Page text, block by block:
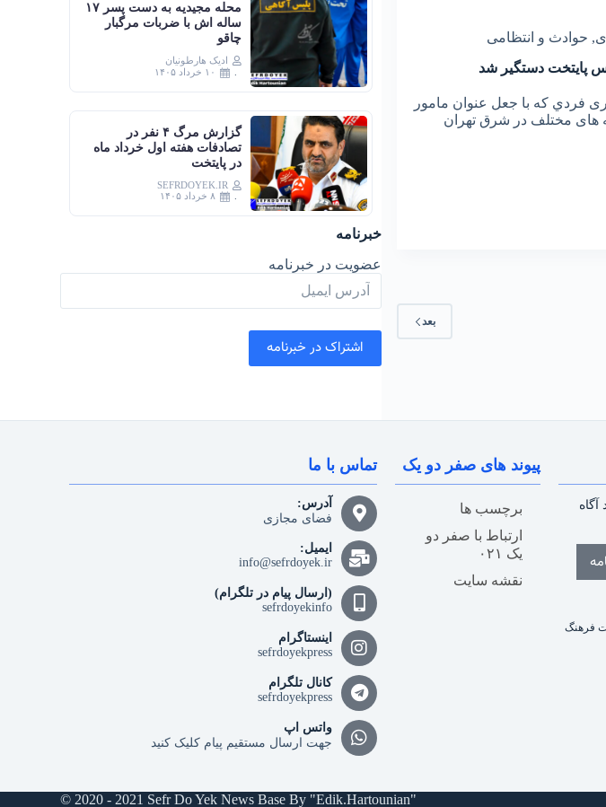
, حوادث و انتظامی
پایتخت دستگیر شد
فردي كه با جعل عنوان مامور
های مختلف در شرق تهران
بعد
محله مجیدیه به دست پسر ۱۷
ساله اش با ضربات مرگبار
چاقو
ادیک هارطونیان
۱۰ خرداد ۱۴۰۵
گزارش مرگ ۴ نفر در
تصادفات هفته اول خرداد ماه
در پایتخت
SEFRDOYEK.IR
۸ خرداد ۱۴۰۵
خبرنامه
عضویت در خبرنامه
فرهنگ
پیوند های صفر دو یک
برچسب ها
ارتباط با صفر دو
یک ۰۲۱
نقشه سایت
تماس با ما
آدرس:
فضای مجازی
ایمیل:
info@sefrdoyek.ir
(ارسال پیام در تلگرام)
sefrdoyekinfo
اینستاگرام
sefrdoyekpress
کانال تلگرام
sefrdoyekpress
واتس اپ
جهت ارسال مستقیم پیام کلیک کنید
© 2020 - 2021 Sefr Do Yek News Base By "Edik.Hartounian"